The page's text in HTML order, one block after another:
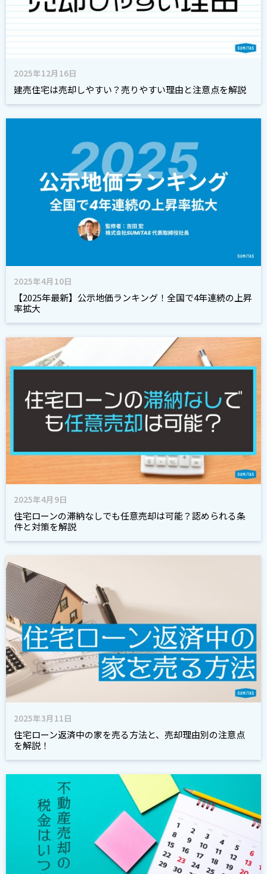
2025年12月16日
建売住宅は売却しやすい？売りやすい理由と注意点を解説
2025年4月10日
【2025年最新】公示地価ランキング！全国で4年連続の上昇
率拡大
2025年4月9日
住宅ローンの滞納なしでも任意売却は可能？認められる条
件と対策を解説
2025年3月11日
住宅ローン返済中の家を売る方法と、売却理由別の注意点
を解説！